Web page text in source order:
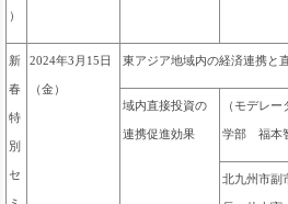
）
新
春
特
別
セ
2024年3月15日
（金）
東アジア地域内の経済連携と
域内直接投資の
連携促進効果
（モデレ
学部 福本
北九州市副